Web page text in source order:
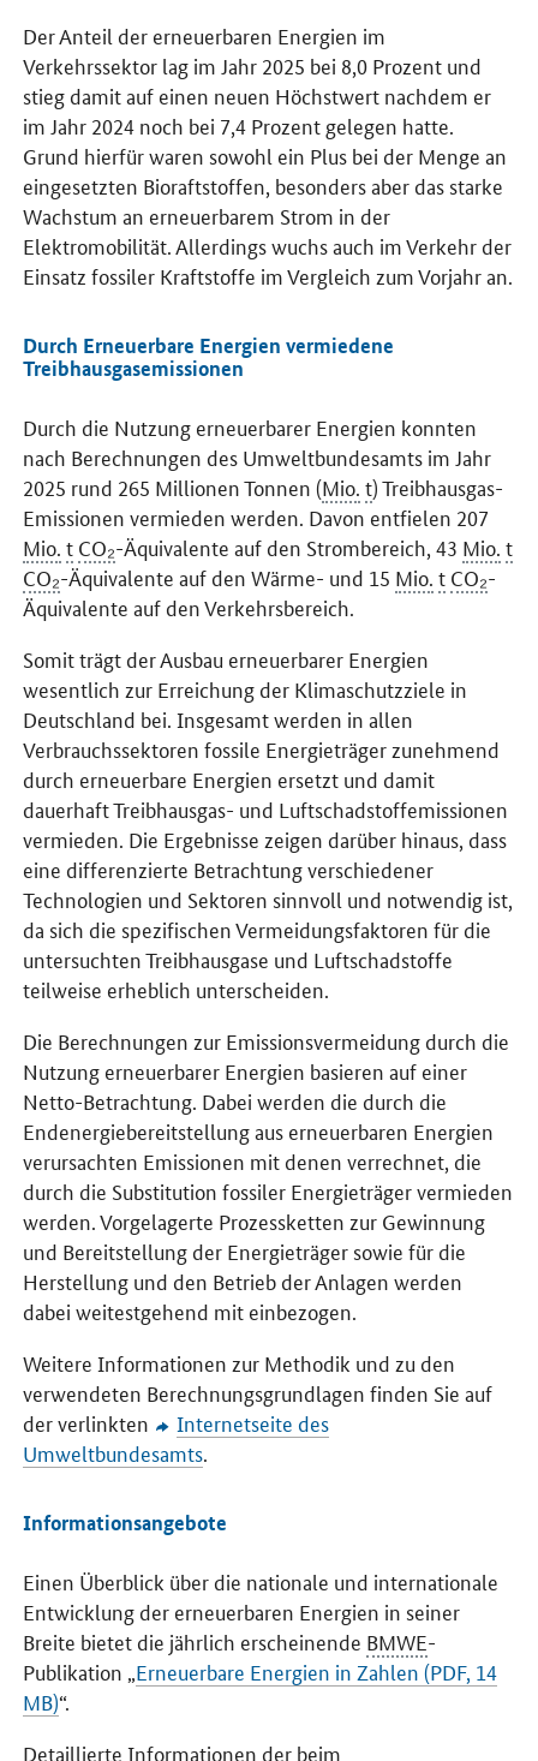
Der Anteil der erneuerbaren Energien im
Verkehrssektor lag im Jahr 2025 bei 8,0 Prozent und
stieg damit auf einen neuen Höchstwert nachdem er
im Jahr 2024 noch bei 7,4 Prozent gelegen hatte.
Grund hierfür waren sowohl ein Plus bei der Menge an
eingesetzten Bioraftstoffen, besonders aber das starke
Wachstum an erneuerbarem Strom in der
Elektromobilität. Allerdings wuchs auch im Verkehr der
Einsatz fossiler Kraftstoffe im Vergleich zum Vorjahr an.
Durch Erneuerbare Energien vermiedene
Treibhausgasemissionen
Durch die Nutzung erneuerbarer Energien konnten
nach Berechnungen des Umweltbundesamts im Jahr
2025 rund 265 Millionen Tonnen (Mio. t) Treibhausgas-
Emissionen vermieden werden. Davon entfielen 207
Mio. t CO₂-Äquivalente auf den Strombereich, 43 Mio. t
CO₂-Äquivalente auf den Wärme- und 15 Mio. t CO₂-
Äquivalente auf den Verkehrsbereich.
Somit trägt der Ausbau erneuerbarer Energien
wesentlich zur Erreichung der Klimaschutzziele in
Deutschland bei. Insgesamt werden in allen
Verbrauchssektoren fossile Energieträger zunehmend
durch erneuerbare Energien ersetzt und damit
dauerhaft ⁠Treibhausgas⁠- und Luftschadstoffemissionen
vermieden. Die Ergebnisse zeigen darüber hinaus, dass
eine differenzierte Betrachtung verschiedener
Technologien und Sektoren sinnvoll und notwendig ist,
da sich die spezifischen Vermeidungsfaktoren für die
untersuchten Treibhausgase und Luftschadstoffe
teilweise erheblich unterscheiden.
Die Berechnungen zur Emissionsvermeidung durch die
Nutzung erneuerbarer Energien basieren auf einer
Netto-Betrachtung. Dabei werden die durch die
Endenergiebereitstellung aus erneuerbaren Energien
verursachten Emissionen mit denen verrechnet, die
durch die Substitution fossiler Energieträger vermieden
werden. Vorgelagerte Prozessketten zur Gewinnung
und Bereitstellung der Energieträger sowie für die
Herstellung und den Betrieb der Anlagen werden
dabei weitestgehend mit einbezogen.
Weitere Informationen zur Methodik und zu den
verwendeten Berechnungsgrundlagen finden Sie auf
der verlinkten
Internetseite des
Umweltbundesamts.
Informationsangebote
Einen Überblick über die nationale und internationale
Entwicklung der erneuerbaren Energien in seiner
Breite bietet die jährlich erscheinende BMWE-
Publikation „Erneuerbare Energien in Zahlen (PDF, 14
MB)“.
Detaillierte Informationen der beim